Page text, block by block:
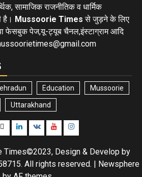
सामाजिक राजनीतिक व धार्मिक
है। Mussoorie Times से जुड़ने के लिए
फेसबुक पेज,यू-ट्यूब चैनल,इंस्टाग्राम आदि
Education Mussoorie
Uttarakhand
TwitterLinkedin
VK YoutubeInstagram
Times©2023, Design & Develop by
All rights reserved. | Newsphere